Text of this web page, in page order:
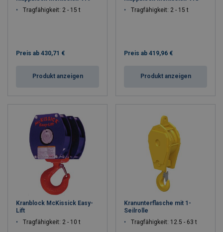
Tragfähigkeit: 2 - 15 t
Preis ab 430,71 €
Produkt anzeigen
Tragfähigkeit: 2 - 15 t
Preis ab 419,96 €
Produkt anzeigen
Kranblock McKissick Easy-
Lift
Tragfähigkeit: 2 - 10 t
Kranunterflasche mit 1-
Seilrolle
Tragfähigkeit: 12.5 - 63 t